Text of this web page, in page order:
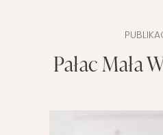
Pałac Mała